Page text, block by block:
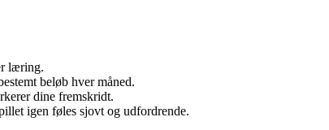
læring.
beløb hver måned.
dine fremskridt.
igen føles sjovt og udfordrende.